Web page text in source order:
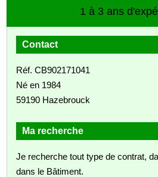
1 à 3 ans
Contact
Réf. CB902171041
Né en 1984
59190 Hazebrouck
Ma recherche
Je recherche tout type de contrat,
dans le Bâtiment.